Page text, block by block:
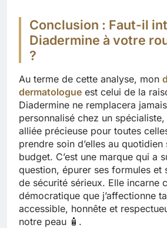
Conclusion : Faut-il
Diadermine à votre
?
Au terme de cette analyse, mon
dermatologue est celui de la
Diadermine ne remplacera
personnalisé chez un spécialiste,
alliée précieuse pour toutes
prendre soin d’elles au
budget. C’est une marque qui a
question, épurer ses formules et
de sécurité sérieux. Elle incarne
démocratique que j’affectionne
accessible, honnête et
notre peau 🧴.